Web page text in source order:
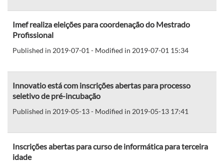
Imef realiza eleições para coordenação do Mestrado
Profissional
Published in 2019-07-01 - Modified in 2019-07-01 15:34
Innovatio está com inscrições abertas para processo
seletivo de pré-incubação
Published in 2019-05-13 - Modified in 2019-05-13 17:41
Inscrições abertas para curso de informática para terceira
idade